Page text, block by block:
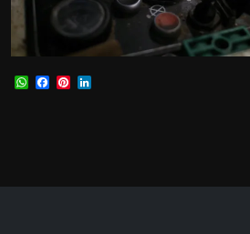
WhatsApp
Facebook
Pinterest